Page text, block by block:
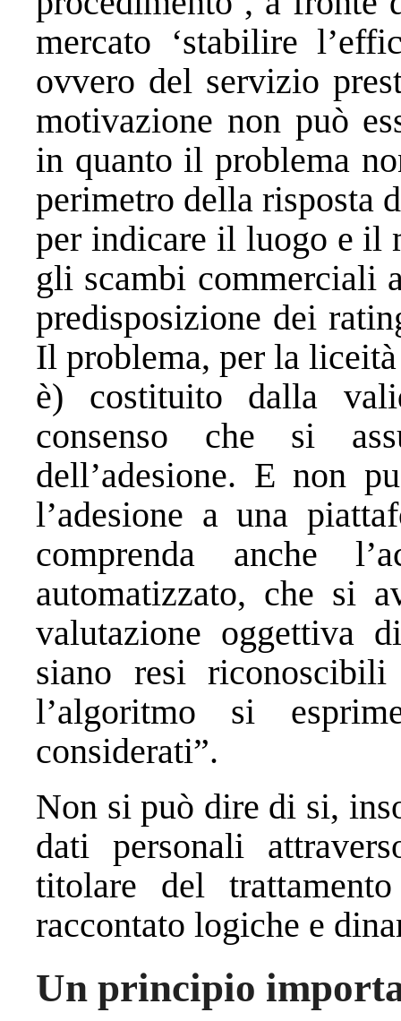
mercato ‘stabilire
ovvero del servizio
motivazione non può
in quanto il problema
perimetro della risposta
per indicare il luogo e il
gli scambi commerciali
predisposizione dei
Il problema, per la
è) costituito dalla
consenso che si
dell’adesione. E non
l’adesione a una
comprenda anche
automatizzato, che si
valutazione oggettiva
siano resi
l’algoritmo si
considerati”.
Non si può dire di si,
dati personali
titolare del
raccontato logiche e
Un principio